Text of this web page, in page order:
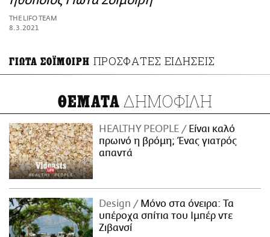
ΑΜΠΑ
PRINT
THE LIFO TEAM
8.3.2021
ΓΙΩΤΑ ΣΟΪΜΟΙΡΗ ΠΡΟΣΦΑΤΕΣ ΕΙΔΗΣΕΙΣ
ΘΕΜΑΤΑ ΔΗΜΟΦΙΛΗ
HEALTHY PEOPLE
Είναι καλό
πρωινό η βρόμη; Ένας γιατρός
απαντά
Design
Μόνο στα όνειρα: Τα
υπέροχα σπίτια του Ιμπέρ ντε
Ζιβανσί